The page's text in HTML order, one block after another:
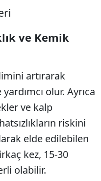
ve Kemik
artırarak
olur. Ayrıca
ve kalp
riskini
elde edilebilen
kez, 15-30
olabilir.